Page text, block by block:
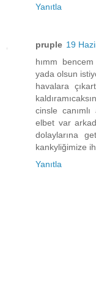
Yanıtla
pruple 19
hımm
yada olsun
havalara
cinsle
elbet var
dolaylarına
kankyliğimize
Yanıtla